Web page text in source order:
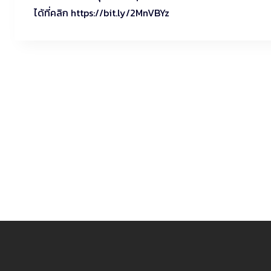
ได้ที่คลิก https://bit.ly/2MnVBYz